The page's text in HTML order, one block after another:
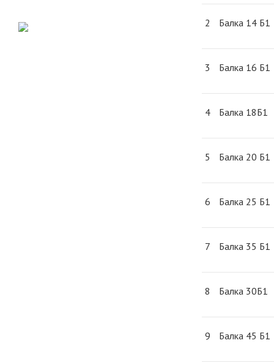
2 Балка 14 Б1
3 Балка 16 Б1
4 Балка 18Б1
5 Балка 20 Б1
6 Балка 25 Б1
7 Балка 35 Б1
8 Балка 30Б1
9 Балка 45 Б1